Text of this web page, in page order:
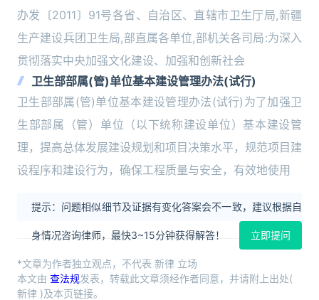
办发〔2011〕91号各省、自治区、直辖市卫生厅局,新疆
生产建设兵团卫生局,部直属各单位,部机关各司局:为深入
贯彻落实中央加强文化建设、加强和创新社会
卫生部部属(管)单位基本建设管理办法(试行)
卫生部部属(管)单位基本建设管理办法(试行)为了加强卫
生部部属（管）单位（以下统称建设单位）基本建设管
理，提高总体发展建设规划和项目决策水平，规范项目建
设程序和建设行为，确保工程质量与安全，有效地使用
提示：问题相似细节及证据有变化答案会不一致，建议根据自
身情况咨询律师，最快3~15分钟获得解答！ 立即提问
*文章为作者独立观点，不代表 新律 立场
本文由 查法规发表，转载此文章须经作者同意，并请附上出处(
新律 )及本页链接。